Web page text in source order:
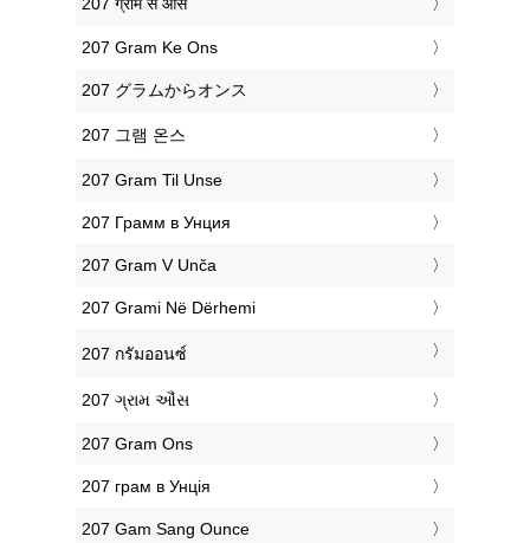
‎207 Gram Ke Ons
‎207 グラムからオンス
‎207 그램 온스
‎207 Gram Til Unse
‎207 Грамм в Унция
‎207 Gram V Unča
‎207 Grami Në Dërhemi
‎207 กรัมออนซ์
‎207 ગ્રામ ઔંસ
‎207 Gram Ons
‎207 грам в Унція
‎207 Gam Sang Ounce